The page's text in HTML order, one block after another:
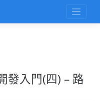
發入門(四) – 路